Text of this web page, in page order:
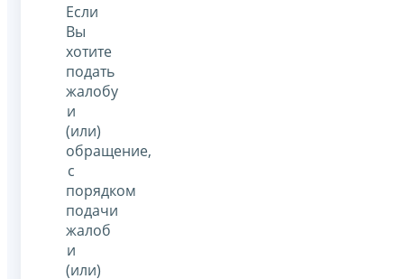
Если
Вы
хотите
подать
жалобу
и
(или)
обращение,
с
порядком
подачи
жалоб
и
(или)